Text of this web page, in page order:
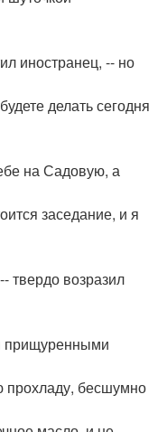
иностранец, -- но
делать сегодня
на Садовую, а
заседание, и я
твердо возразил
прищуренными
прохладу, бесшумно